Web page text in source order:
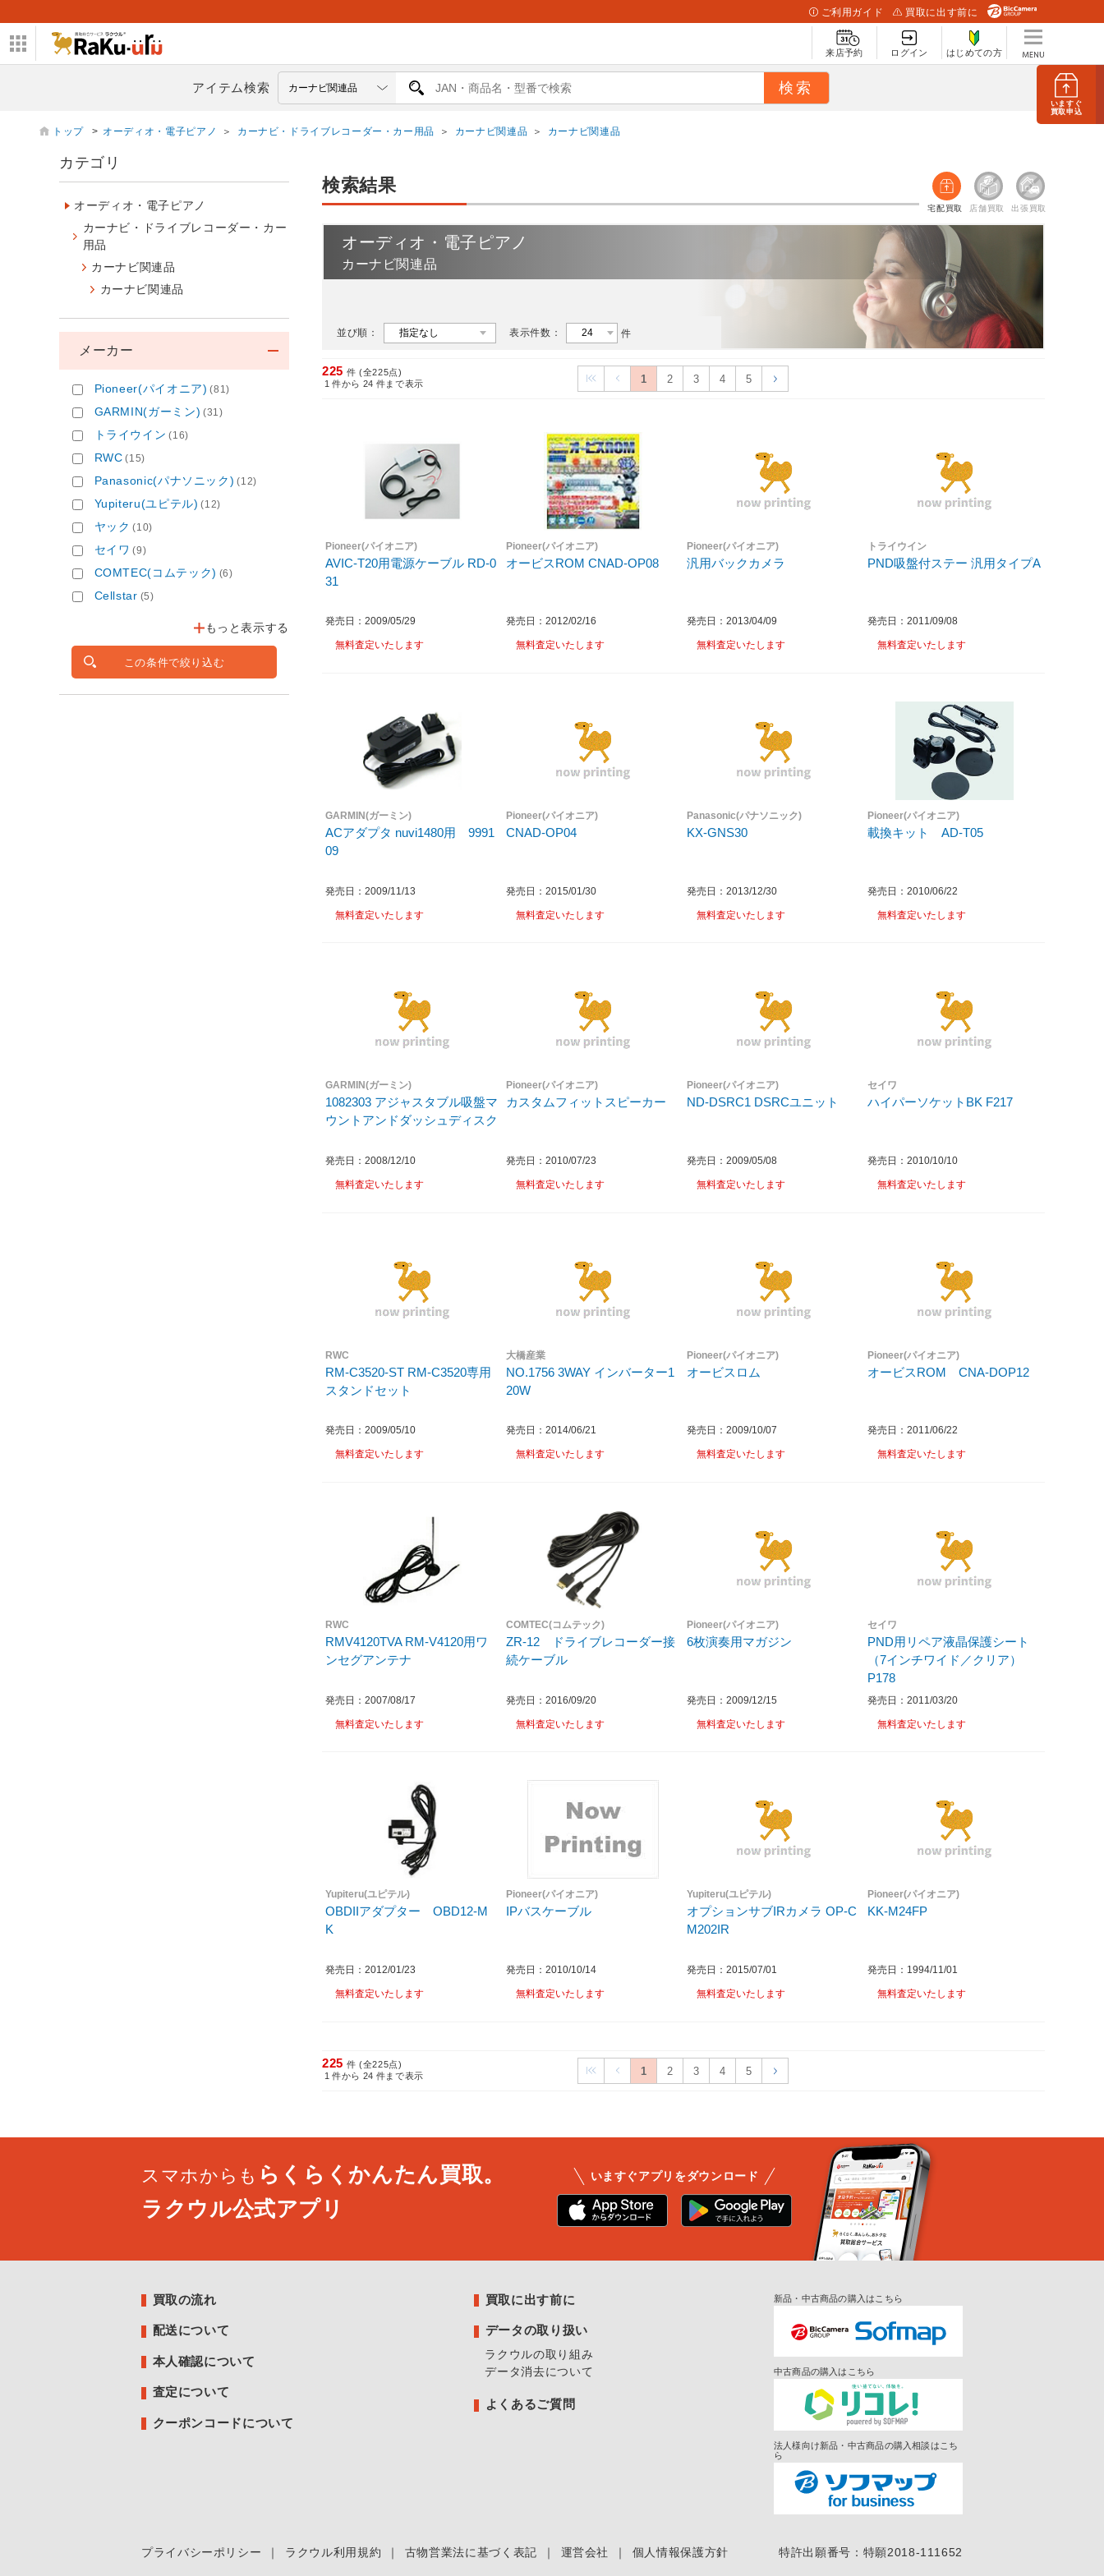
いますぐ
買取申込
ご利用ガイド 買取に出す前に
来店予約 ログイン はじめての方
アイテム検索
トップ > オーディオ・電子ピアノ ＞ カーナビ・ドライブレコーダー・カー用品 ＞ カーナビ関連品 ＞ カーナビ関連品
検索結果
宅配買取 店舗買取 出張買取
オーディオ・電子ピアノ
カーナビ関連品
並び順： 表示件数： 件
225 件 (全225点)
1 件から 24 件まで表示 1 2 3 4 5
Pioneer(パイオニア)
AVIC-T20用電源ケーブル RD-0
31
発売日：2009/05/29
無料査定いたします
Pioneer(パイオニア)
オービスROM CNAD-OP08
発売日：2012/02/16
無料査定いたします
Pioneer(パイオニア)
汎用バックカメラ
発売日：2013/04/09
無料査定いたします
トライウイン
PND吸盤付ステー 汎用タイプA
発売日：2011/09/08
無料査定いたします
GARMIN(ガーミン)
ACアダプタ nuvi1480用 9991
09
発売日：2009/11/13
無料査定いたします
Pioneer(パイオニア)
CNAD-OP04
発売日：2015/01/30
無料査定いたします
Panasonic(パナソニック)
KX-GNS30
発売日：2013/12/30
無料査定いたします
Pioneer(パイオニア)
載換キット AD-T05
発売日：2010/06/22
無料査定いたします
GARMIN(ガーミン)
1082303 アジャスタブル吸盤マ
ウントアンドダッシュディスク
発売日：2008/12/10
無料査定いたします
Pioneer(パイオニア)
カスタムフィットスピーカー
発売日：2010/07/23
無料査定いたします
Pioneer(パイオニア)
ND-DSRC1 DSRCユニット
発売日：2009/05/08
無料査定いたします
セイワ
ハイパーソケットBK F217
発売日：2010/10/10
無料査定いたします
RWC
RM-C3520-ST RM-C3520専用
スタンドセット
発売日：2009/05/10
無料査定いたします
大橋産業
NO.1756 3WAY インバーター1
20W
発売日：2014/06/21
無料査定いたします
Pioneer(パイオニア)
オービスロム
発売日：2009/10/07
無料査定いたします
Pioneer(パイオニア)
オービスROM CNA-DOP12
発売日：2011/06/22
無料査定いたします
RWC
RMV4120TVA RM-V4120用ワ
ンセグアンテナ
発売日：2007/08/17
無料査定いたします
COMTEC(コムテック)
ZR-12 ドライブレコーダー接
続ケーブル
発売日：2016/09/20
無料査定いたします
Pioneer(パイオニア)
6枚演奏用マガジン
発売日：2009/12/15
無料査定いたします
セイワ
PND用リペア液晶保護シート
（7インチワイド／クリア）
P178
発売日：2011/03/20
無料査定いたします
Yupiteru(ユピテル)
OBDIIアダプター OBD12-M
K
発売日：2012/01/23
無料査定いたします
Pioneer(パイオニア)
IPバスケーブル
発売日：2010/10/14
無料査定いたします
Yupiteru(ユピテル)
オプションサブIRカメラ OP-C
M202IR
発売日：2015/07/01
無料査定いたします
Pioneer(パイオニア)
KK-M24FP
発売日：1994/11/01
無料査定いたします
225 件 (全225点)
1 件から 24 件まで表示 1 2 3 4 5
カテゴリ
オーディオ・電子ピアノ
カーナビ・ドライブレコーダー・カー
用品
カーナビ関連品
カーナビ関連品
メーカー
Pioneer(パイオニア) (81)
GARMIN(ガーミン) (31)
トライウイン (16)
RWC (15)
Panasonic(パナソニック) (12)
Yupiteru(ユピテル) (12)
ヤック (10)
セイワ (9)
COMTEC(コムテック) (6)
Cellstar (5)
もっと表示する
この条件で絞り込む
スマホからも らくらくかんたん買取。
ラクウル公式アプリ
いますぐアプリをダウンロード
買取の流れ
配送について
本人確認について
査定について
クーポンコードについて
買取に出す前に
データの取り扱い
ラクウルの取り組み
データ消去について
よくあるご質問
新品・中古商品の購入はこちら
中古商品の購入はこちら
法人様向け新品・中古商品の購入相談はこち
ら
プライバシーポリシー ｜ ラクウル利用規約 ｜ 古物営業法に基づく表記 ｜ 運営会社 ｜ 個人情報保護方針 特許出願番号：特願2018-111652